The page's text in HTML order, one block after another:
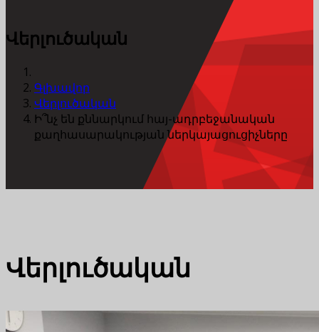
Վերլուծական
Գլխավոր
Վերլուծական
Ի՞նչ են քննարկում հայ-ադրբեջանական
քաղհասարակության ներկայացուցիչները
Վերլուծական